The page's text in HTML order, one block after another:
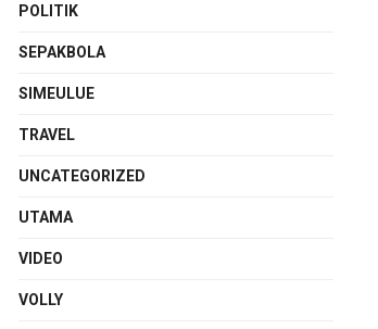
POLITIK
SEPAKBOLA
SIMEULUE
TRAVEL
UNCATEGORIZED
UTAMA
VIDEO
VOLLY